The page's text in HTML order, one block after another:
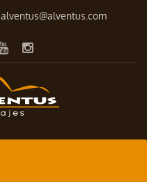
alventus@alventus.com